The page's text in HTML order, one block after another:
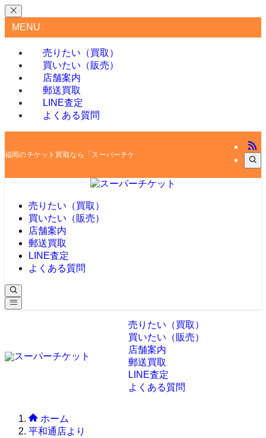
MENU
売りたい（買取）
買いたい（販売）
店舗案内
郵送買取
LINE査定
よくある質問
福岡のチケット買取なら「スーパーチケット」
売りたい（買取）
買いたい（販売）
店舗案内
郵送買取
LINE査定
よくある質問
売りたい（買取）
買いたい（販売）
店舗案内
郵送買取
LINE査定
よくある質問
ホーム
平和通店より